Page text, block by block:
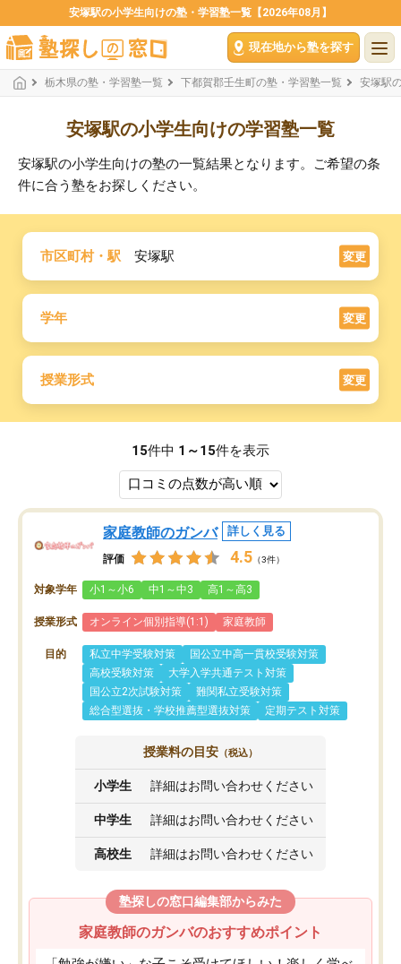
安塚駅の小学生向けの塾・学習塾一覧【2026年08月】
現在地から塾を探す
栃木県の塾・学習塾一覧 下都賀郡壬生町の塾・学習塾一覧 安塚駅
安塚駅の小学生向けの学習塾一覧
安塚駅の小学生向けの塾の一覧結果となります。ご希望の条
件に合う塾をお探しください。
市区町村・駅 安塚駅 変更
学年 変更
授業形式 変更
15件中 1～15件を表示
家庭教師のガンバ 詳しく見る
評価 4.5 （3件）
対象学年 小1～小6 中1～中3 高1～高3
授業形式 オンライン個別指導(1:1) 家庭教師
目的 私立中学受験対策
国公立中高一貫校受験対策
高校受験対策
大学入学共通テスト対策
国公立2次試験対策
難関私立受験対策
総合型選抜・学校推薦型選抜対策
定期テスト対策
授業料の目安 （税込）
小学生 詳細はお問い合わせください
中学生 詳細はお問い合わせください
高校生 詳細はお問い合わせください
塾探しの窓口編集部からみた
家庭教師のガンバのおすすめポイント